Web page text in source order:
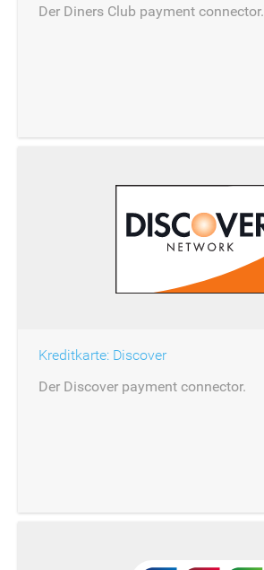
Der Diners Club payment connector.
Kreditkarte: Discover
Der Discover payment connector.